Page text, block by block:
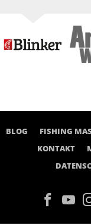
BLOG FISHING
KONTAKT